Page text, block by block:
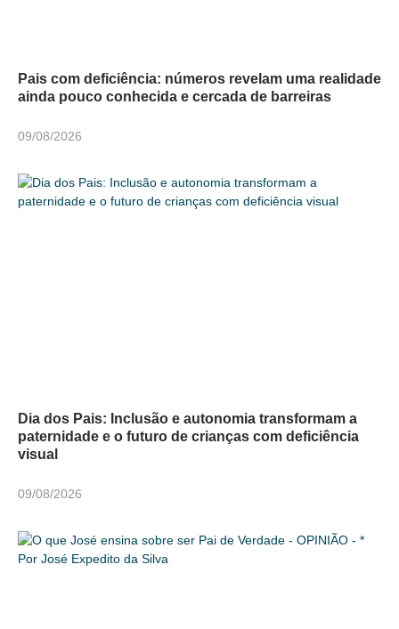
Pais com deficiência: números revelam uma realidade
ainda pouco conhecida e cercada de barreiras
09/08/2026
Dia dos Pais: Inclusão e autonomia transformam a
paternidade e o futuro de crianças com deficiência
visual
09/08/2026